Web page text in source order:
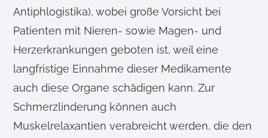
Antiphlogistika), wobei große Vorsicht bei
Patienten mit Nieren- sowie Magen- und
Herzerkrankungen geboten ist, weil eine
langfristige Einnahme dieser Medikamente
auch diese Organe schädigen kann. Zur
Schmerzlinderung können auch
Muskelrelaxantien verabreicht werden, die den